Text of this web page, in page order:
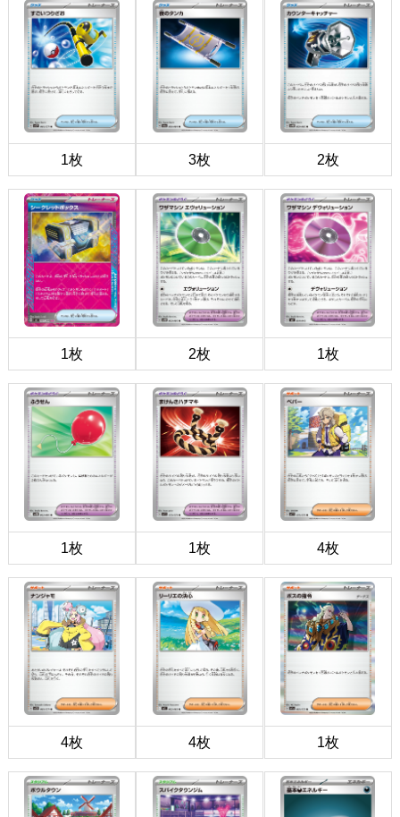
1枚 3枚 2枚
1枚 2枚 1枚
1枚 1枚 4枚
4枚 4枚 1枚